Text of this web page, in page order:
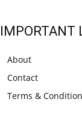
IMPORTANT
About
Contact
Terms &